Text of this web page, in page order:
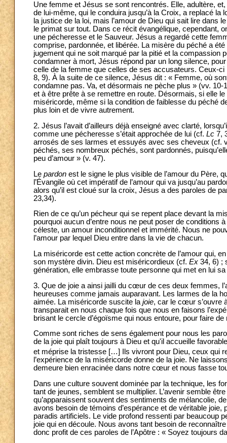
Une femme et Jésus se sont rencontrés. Elle, adultère,
de lui-même, qui le conduira jusqu’à la Croix, a replacé la
la justice de la loi, mais l’amour de Dieu qui sait lire
le primat sur tout. Dans ce récit évangélique, cependant,
une pécheresse et le Sauveur. Jésus a regardé cette
comprise, pardonnée, et libérée. La misère du péché a
jugement qui ne soit marqué par la pitié et la compassion
condamner à mort, Jésus répond par un long silence,
celle de la femme que celles de ses accusateurs. Ceux-
8, 9). À la suite de ce silence, Jésus dit : « Femme, où
condamne pas. Va, et désormais ne pèche plus » (vv. 10-
et à être prête à se remettre en route. Désormais, si elle
miséricorde, même si la condition de faiblesse du péché
plus loin et de vivre autrement.
2. Jésus l’avait d’ailleurs déjà enseigné avec clarté,
comme une pécheresse s’était approchée de lui (cf. Lc 7,
arrosés de ses larmes et essuyés avec ses cheveux (cf.
péchés, ses nombreux péchés, sont pardonnés,
peu d’amour » (v. 47).
Le pardon est le signe le plus visible de l’amour du Père,
l’Évangile où cet impératif de l’amour qui va jusqu’au
alors qu’il est cloué sur la croix, Jésus a des paroles de
23,34).
Rien de ce qu’un pécheur qui se repent place devant la
pourquoi aucun d’entre nous ne peut poser de
céleste, un amour inconditionnel et immérité. Nous ne
l’amour par lequel Dieu entre dans la vie de chacun.
La miséricorde est cette action concrète de l’amour qui,
son mystère divin. Dieu est miséricordieux (cf. Ex 34, 6) ;
génération, elle embrasse toute personne qui met en lui
3. Que de joie a ainsi jailli du cœur de ces deux femmes,
heureuses comme jamais auparavant. Les larmes de la
aimée. La miséricorde suscite la joie, car le cœur s’ouvre
transparait en nous chaque fois que nous en faisons
brisant le cercle d’égoïsme qui nous entoure, pour faire
Comme sont riches de sens également pour nous les
de la joie qui plaît toujours à Dieu et qu'il accueille
et méprise la tristesse […] Ils vivront pour Dieu, ceux qui
l’expérience de la miséricorde donne de la joie. Ne
demeure bien enracinée dans notre cœur et nous fasse
Dans une culture souvent dominée par la technique, les
tant de jeunes, semblent se multiplier. L’avenir semble
qu’apparaissent souvent des sentiments de mélancolie,
avons besoin de témoins d’espérance et de véritable
paradis artificiels. Le vide profond ressenti par beaucoup
joie qui en découle. Nous avons tant besoin de
donc profit de ces paroles de l’Apôtre : « Soyez toujours